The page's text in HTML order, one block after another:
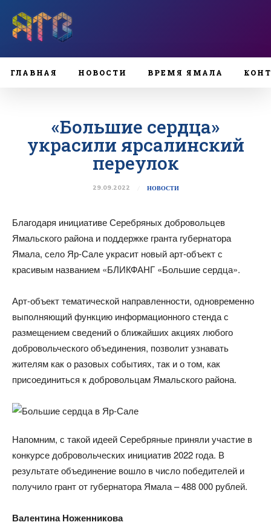
ГЛАВНАЯ НОВОСТИ ВРЕМЯ ЯМАЛА
«Большие сердца»
украсили ярсалинский
переулок
29.09.2022 НОВОСТИ
Благодаря инициативе Серебряных добровольцев
Ямальского района и поддержке гранта губернатора
Ямала, село Яр-Сале украсит новый арт-объект с
красивым названием «БЛИКФАНГ «Большие сердца».
Арт-объект тематической направленности, одновременно
выполняющий функцию информационного стенда с
размещением сведений о ближайших акциях любого
добровольческого объединения, позволит узнавать
жителям как о разовых событиях, так и о том, как
присоединиться к добровольцам Ямальского района.
Напомним, с такой идеей Серебряные приняли участие в
конкурсе добровольческих инициатив 2022 года. В
результате объединение вошло в число победителей и
получило грант от губернатора Ямала – 488 000 рублей.
Валентина Ноженникова